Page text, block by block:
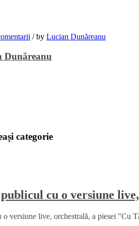
/by Lucian Dunăreanu
Dunăreanu
categorie
cu o versiune
versiune live, orchestrală, a piesei "Cu